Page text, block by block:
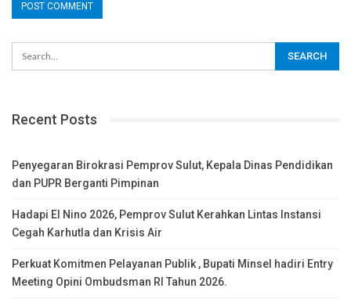
Recent Posts
Penyegaran Birokrasi Pemprov Sulut, Kepala Dinas Pendidikan
dan PUPR Berganti Pimpinan
Hadapi El Nino 2026, Pemprov Sulut Kerahkan Lintas Instansi
Cegah Karhutla dan Krisis Air
Perkuat Komitmen Pelayanan Publik , Bupati Minsel hadiri Entry
Meeting Opini Ombudsman RI Tahun 2026.